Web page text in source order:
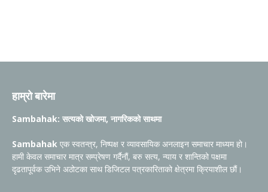
हाम्रो बारेमा
Sambahak: सत्यको खोजमा, नागरिकको साथमा
Sambahak एक स्वतन्त्र, निष्पक्ष र व्यावसायिक अनलाइन समाचार माध्यम हो।
हामी केवल समाचार मात्र सम्प्रेषण गर्दैनौं, बरु सत्य, न्याय र शान्तिको पक्षमा
दृढतापूर्वक उभिने अठोटका साथ डिजिटल पत्रकारिताको क्षेत्रमा क्रियाशील छौं।